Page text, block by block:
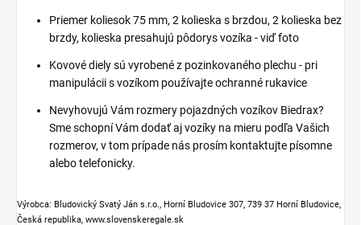
Priemer koliesok 75 mm, 2 kolieska s brzdou, 2 kolieska bez
brzdy, kolieska presahujú pôdorys vozíka - viď foto
Kovové diely sú vyrobené z pozinkovaného plechu - pri
manipulácii s vozíkom používajte ochranné rukavice
Nevyhovujú Vám rozmery pojazdných vozíkov Biedrax?
Sme schopní Vám dodať aj vozíky na mieru podľa Vašich
rozmerov, v tom prípade nás prosím kontaktujte písomne
alebo telefonicky.
Výrobca: Bludovický Svatý Ján s.r.o., Horní Bludovice 307, 739 37 Horní Bludovice,
Česká republika, www.slovenskeregale.sk